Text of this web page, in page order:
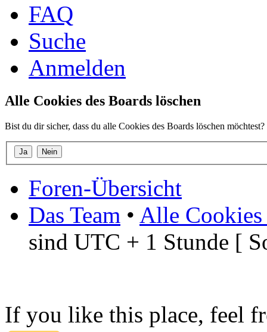
FAQ
Suche
Anmelden
Alle Cookies des Boards löschen
Bist du dir sicher, dass du alle Cookies des Boards löschen möchtest?
Foren-Übersicht
Das Team • Alle Cookies
sind UTC + 1 Stunde [
If you like this place, feel